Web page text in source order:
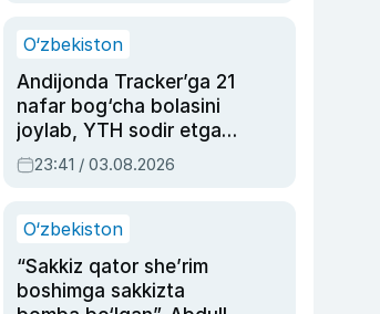
O‘zbekiston
Andijonda Tracker’ga 21
nafar bog‘cha bolasini
joylab, YTH sodir etgan
ayolga sud hukmi o‘qildi
23:41 / 03.08.2026
O‘zbekiston
“Sakkiz qator she’rim
boshimga sakkizta